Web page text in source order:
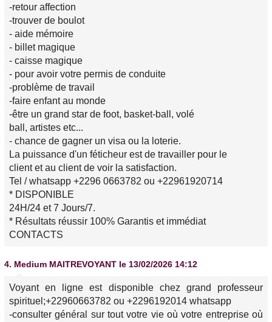
-retour affection
-trouver de boulot
- aide mémoire
- billet magique
- caisse magique
- pour avoir votre permis de conduite
-problème de travail
-faire enfant au monde
-être un grand star de foot, basket-ball, volé
ball, artistes etc...
- chance de gagner un visa ou la loterie.
La puissance d'un féticheur est de travailler pour le
client et au client de voir la satisfaction.
Tel / whatsapp +2296 0663782 ou +22961920714
* DISPONIBLE
24H/24 et 7 Jours/7.
* Résultats réussir 100% Garantis et immédiat
CONTACTS
4. Medium MAITREVOYANT le 13/02/2026 14:12
Voyant en ligne est disponible chez grand professeur
spirituel;+22960663782 ou +2296192014 whatsapp
-consulter général sur tout votre vie où votre entreprise où